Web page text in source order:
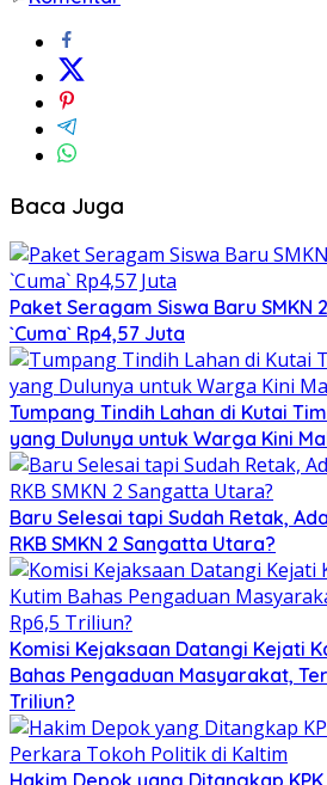
Baca Juga
Paket Seragam Siswa Baru SMKN
`Cuma` Rp4,57 Juta
Tumpang Tindih Lahan di Kutai
yang Dulunya untuk Warga Kini
Baru Selesai tapi Sudah Retak,
RKB SMKN 2 Sangatta Utara?
Komisi Kejaksaan Datangi Kejati
Bahas Pengaduan Masyarakat,
Triliun?